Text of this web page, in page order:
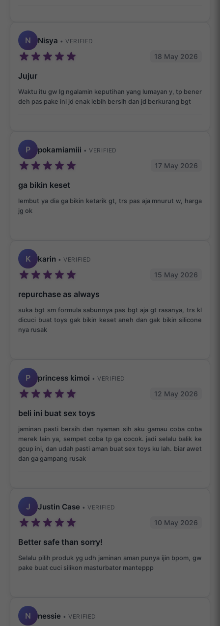
N Nisya • VERIFIED
18 May 2026
Jujur
Waktu itu gw lg ngalamin keputihan yang lumayan y, tp bener
deh pas pake ini jd enak lebih bersih dan jd berkurang bgt
P pokamiamiii • VERIFIED
17 May 2026
ga bikin keset
lembut ya dia ga bikin ketarik gt, trs pas aja mnurut w, harga
jg ok
K karin • VERIFIED
15 May 2026
repurchase as always
suka bgt sm formula sabunnya pas bgt aja gt rasanya, trs kl
dicuci buat toys gak bikin keset aneh dan gak bikin silicone
nya rusak
P princess kimoi • VERIFIED
12 May 2026
beli ini buat sex toys
jaminan pasti bersih dan nyaman sih aku gamau coba coba
merek lain ya, sempet coba tp ga cocok. jadi selalu balik ke
gcup ini, dan udah pasti aman buat sex toys ku lah. biar awet
dan ga gampang rusak
J Justin Case • VERIFIED
10 May 2026
Better safe than sorry!
Selalu pilih produk yg udh jaminan aman punya ijin bpom, gw
pake buat cuci silikon masturbator manteppp
N nessie • VERIFIED